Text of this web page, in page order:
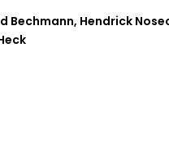
Bechmann, Hendrick